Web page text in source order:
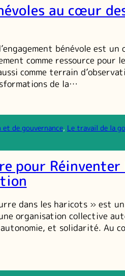
au cœur
bénévole est un
comme ressource pour
comme terrain
de la…
de gouvernance, Le travail de la
pour Réinventer
dans les haricots » est
organisation collective
et solidarité. Au